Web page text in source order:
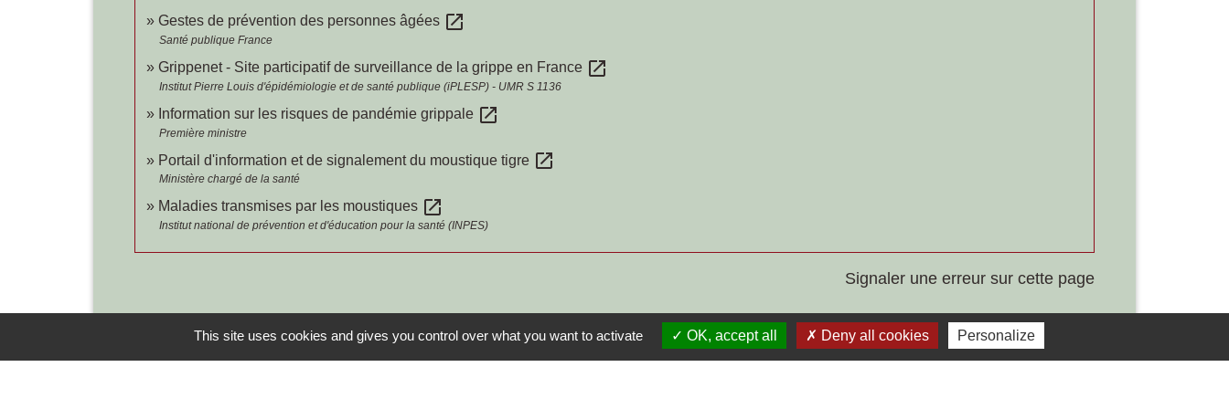
Gestes de prévention des personnes âgées open_in_new
Santé publique France
Grippenet - Site participatif de surveillance de la grippe en France open_in_new
Institut Pierre Louis d'épidémiologie et de santé publique (iPLESP) - UMR S 1136
Information sur les risques de pandémie grippale open_in_new
Première ministre
Portail d'information et de signalement du moustique tigre open_in_new
Ministère chargé de la santé
Maladies transmises par les moustiques open_in_new
Institut national de prévention et d'éducation pour la santé (INPES)
Signaler une erreur sur cette page
This site uses cookies and gives you control over what you want to activate OK, accept all Deny all cookies Personalize